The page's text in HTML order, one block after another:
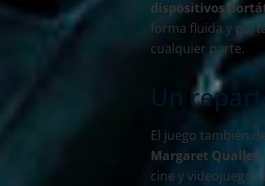
dispositivos
forma fluida y
cualquier parte.
Un
El juego también
Margaret Qualley
cine y